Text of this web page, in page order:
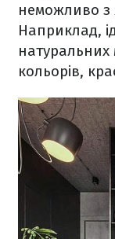
неможливо з
Наприклад,
натуральних
кольорів,